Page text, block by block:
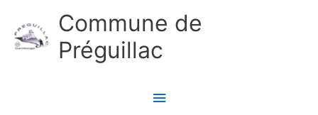
Commune de
Préguillac
Menu